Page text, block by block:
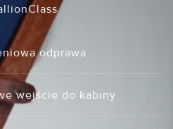
odprawa
wejście do kabiny